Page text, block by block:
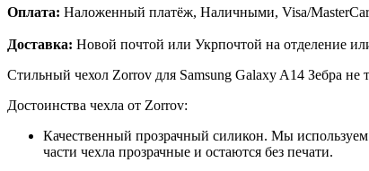
Оплата: Наложенный платёж, Наличными, Visa/
Доставка: Новой почтой или Укрпочтой на отделение
Стильный чехол Zorrov для Samsung Galaxy A14 Зебра
Достоинства чехла от Zorrov:
Качественный прозрачный силикон. Мы используем
части чехла прозрачные и остаются без печати.